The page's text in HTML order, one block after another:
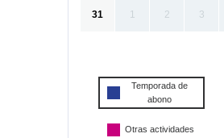
31 1 2 3
Temporada de
abono
Otras actividades